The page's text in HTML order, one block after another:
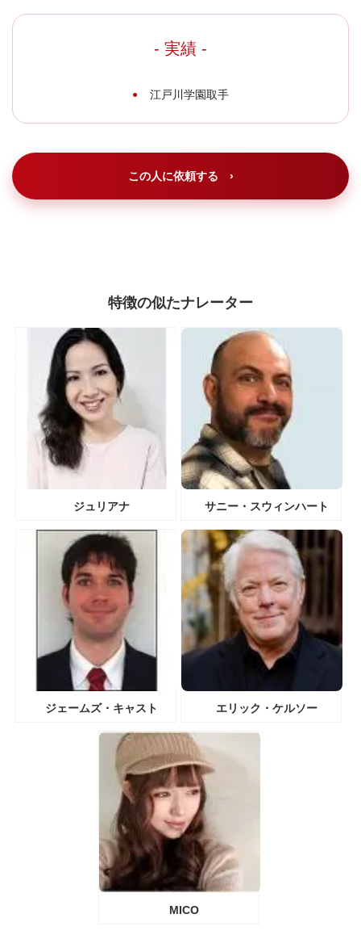
- 実績 -
江戸川学園取手
この人に依頼する ›
特徴の似たナレーター
ジュリアナ サニー・スウィンハート
ジェームズ・キャスト エリック・ケルソー
MICO